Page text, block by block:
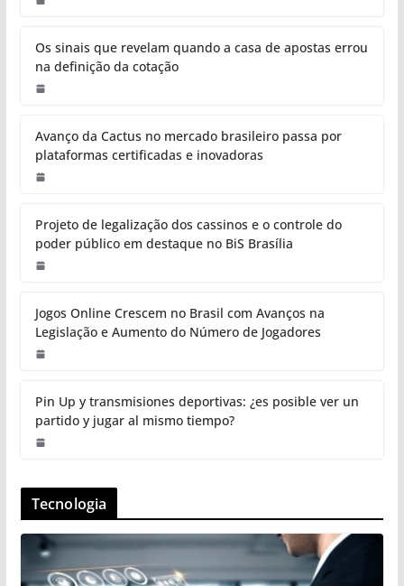
Os sinais que revelam quando a casa de apostas errou
na definição da cotação
Avanço da Cactus no mercado brasileiro passa por
plataformas certificadas e inovadoras
Projeto de legalização dos cassinos e o controle do
poder público em destaque no BiS Brasília
Jogos Online Crescem no Brasil com Avanços na
Legislação e Aumento do Número de Jogadores
Pin Up y transmisiones deportivas: ¿es posible ver un
partido y jugar al mismo tiempo?
Tecnologia